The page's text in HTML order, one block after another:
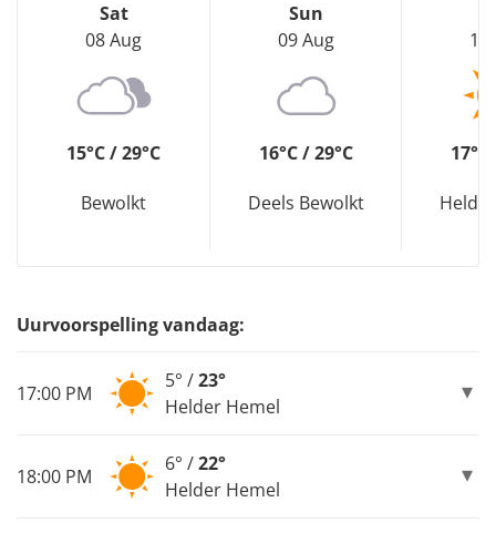
Sat
08 Aug
15°C / 29°C
Bewolkt
Sun
09 Aug
16°C / 29°C
Deels Bewolkt
10
17°C
Uurvoorspelling vandaag:
17:00 PM
5° /23°
Helder Hemel
18:00 PM
6° /22°
Helder Hemel